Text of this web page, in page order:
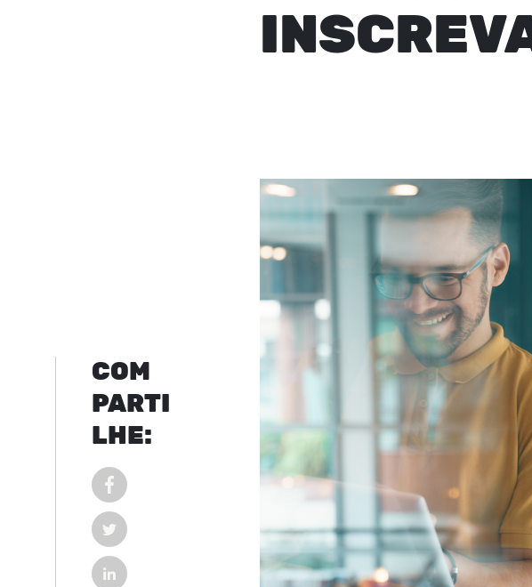
COM
PARTI
LHE:
COMPARTILHAR POST NO FACEBOOK EM NOVA GUIA
COMPARTILHAR POST NO TWITTER EM NOVA GUIA